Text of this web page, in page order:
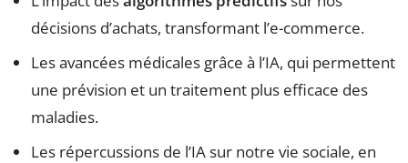
décisions d’achats, transformant l’e-commerce.
Les avancées médicales grâce à l’IA, qui permettent
une prévision et un traitement plus efficace des
maladies.
Les répercussions de l’IA sur notre vie sociale, en